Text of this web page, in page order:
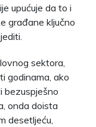
upućuje da to i
građane ključno
sektora,
godinama, ako
bezuspješno
onda doista
desetljeću,